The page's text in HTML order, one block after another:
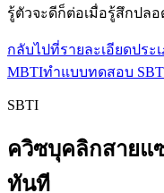
รู้ตัวจะดีก็ต่อเมื่อรู้สึกปล
กลับไปที่รายละเอียดประ
MBTIทำแบบทดสอบ
SBTI
ควิซบุคลิกสายแ
ทันที